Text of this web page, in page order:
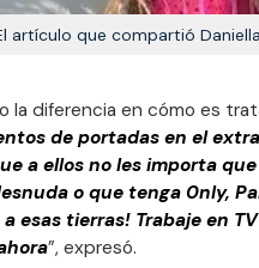
artículo que compartió
la diferencia en cómo es
de portadas en el
a ellos no les importa
o que tenga 0nIy,
esas tierras! Trabaje en
”, expresó.